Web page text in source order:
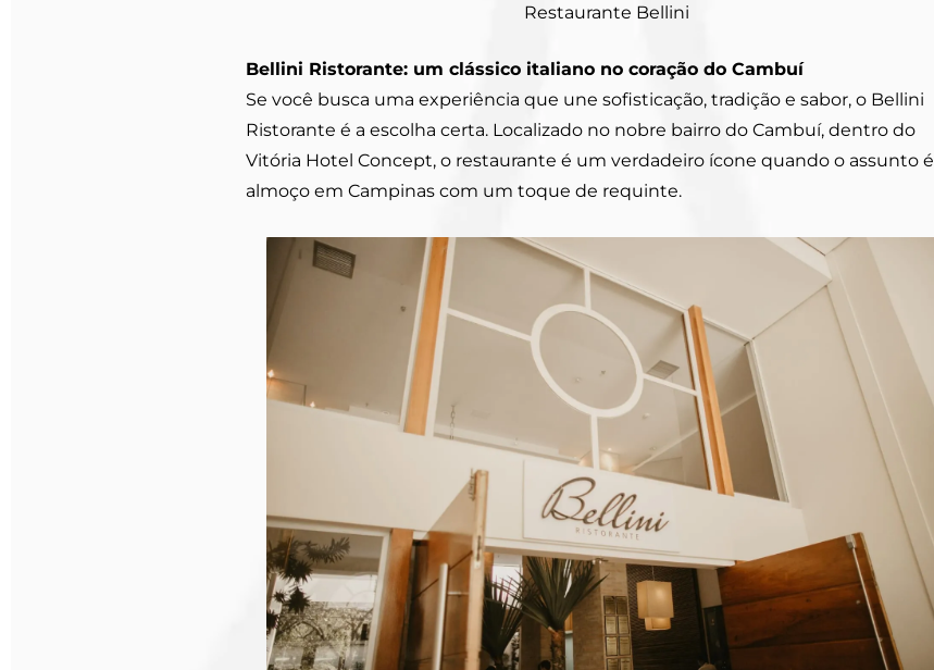
Restaurante Bellini
Bellini Ristorante: um clássico italiano no coração do Cambuí
Se você busca uma experiência que une sofisticação, tradição e sabor, o Bellini
Ristorante é a escolha certa. Localizado no nobre bairro do Cambuí, dentro do
Vitória Hotel Concept, o restaurante é um verdadeiro ícone quando o assunto é
almoço em Campinas com um toque de requinte.